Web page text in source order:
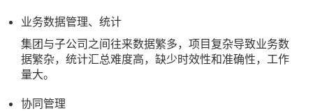
业务数据管理、统计
集团与子公司之间往来数据繁多，项目复杂导致业务数
据繁杂，统计汇总难度高，缺少时效性和准确性，工作
量大。
协同管理